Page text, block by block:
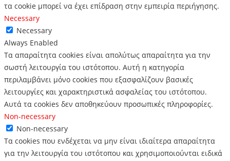
τα cookie μπορεί να έχει επίδραση στην εμπειρία περιήγησης.
Necessary
Necessary
Always Enabled
Τα απαραίτητα cookies είναι απολύτως απαραίτητα για την
σωστή λειτουργία του ιστότοπου. Αυτή η κατηγορία
περιλαμβάνει μόνο cookies που εξασφαλίζουν βασικές
λειτουργίες και χαρακτηριστικά ασφαλείας του ιστότοπου.
Αυτά τα cookies δεν αποθηκεύουν προσωπικές πληροφορίες.
Non-necessary
Non-necessary
Τα cookies που ενδέχεται να μην είναι ιδιαίτερα απαραίτητα
για την λειτουργία του ιστότοπου και χρησιμοποιούνται ειδικά